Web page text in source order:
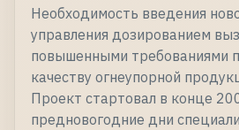
Необходимость введения
управления дозированием
повышенными требованиями
качеству огнеупорной
Проект стартовал в конце
предновогодние дни